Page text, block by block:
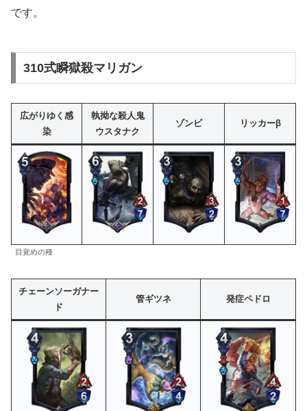
です。
310式瞬獄殺マリガン
広がりゆく感
染
執拗な殺人鬼
ウスタナク
ゾンビ リッカーβ
目覚めの種
チェーンソーガナー
ド
管ギツネ 発症ペドロ